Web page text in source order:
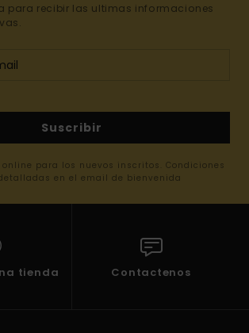
para recibir las ultimas informaciones
Suscribir
para los nuevos inscritos. Condiciones
en el email de bienvenida
tienda Contactenos